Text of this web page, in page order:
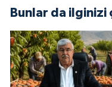
Bunlar da ilginizi